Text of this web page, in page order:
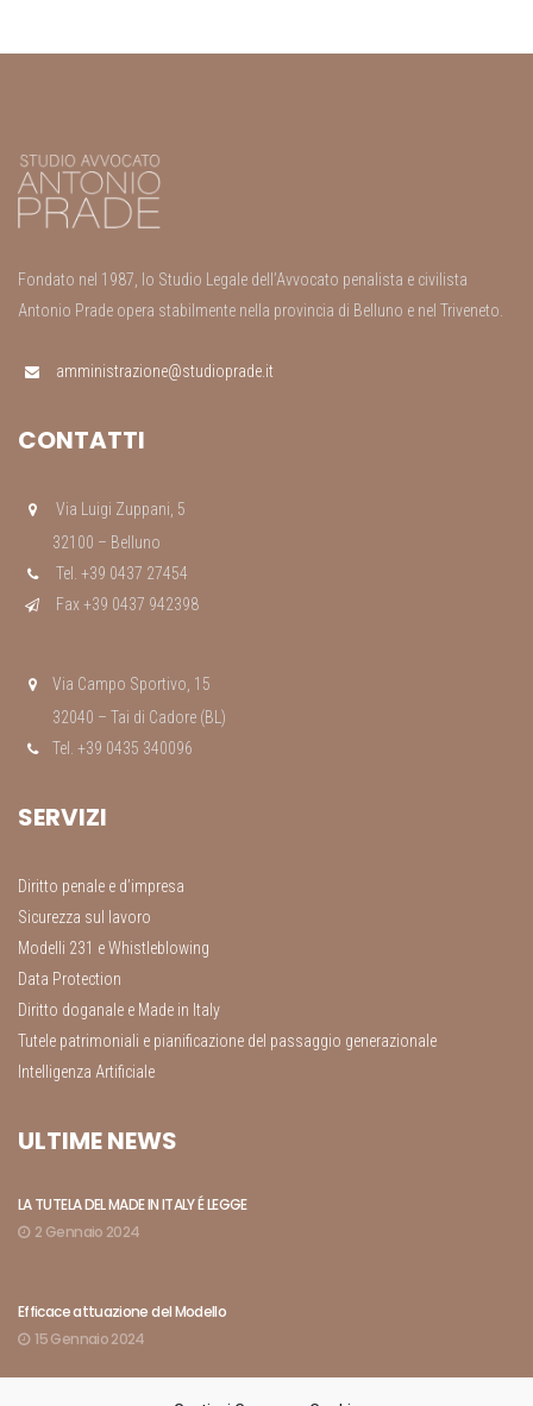
Fondato nel 1987, lo Studio Legale dell’Avvocato penalista e civilista
Antonio Prade opera stabilmente nella provincia di Belluno e nel Triveneto.
amministrazione@studioprade.it
CONTATTI
Via Luigi Zuppani, 5
32100 – Belluno
Tel. +39 0437 27454
Fax +39 0437 942398
Via Campo Sportivo, 15
32040 – Tai di Cadore (BL)
Tel. +39 0435 340096
SERVIZI
Diritto penale e d’impresa
Sicurezza sul lavoro
Modelli 231 e Whistleblowing
Data Protection
Diritto doganale e Made in Italy
Tutele patrimoniali e pianificazione del passaggio generazionale
Intelligenza Artificiale
ULTIME NEWS
LA TUTELA DEL MADE IN ITALY É LEGGE
2 Gennaio 2024
Efficace attuazione del Modello
15 Gennaio 2024